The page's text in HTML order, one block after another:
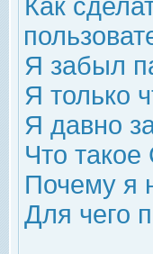
Как
Я забыл
Я только
Я давно
Что такое
Почему я
Для чего